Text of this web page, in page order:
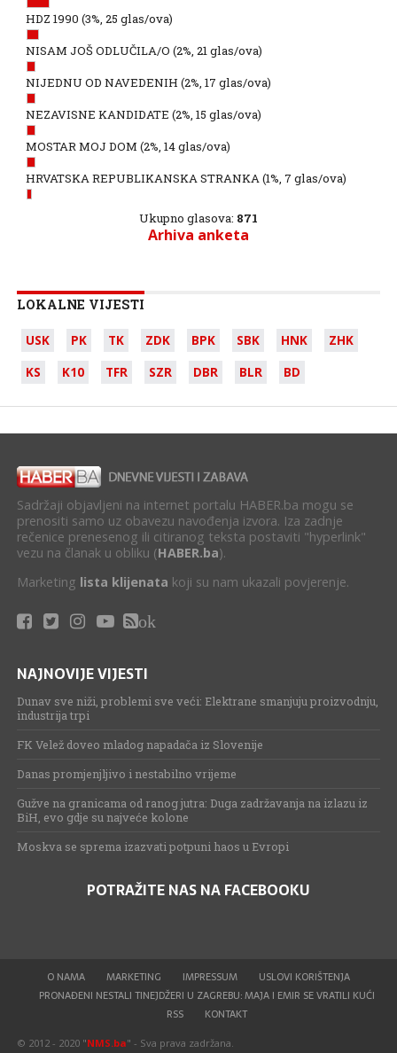
HDZ 1990 (3%, 25 glas/ova)
NISAM JOŠ ODLUČILA/O (2%, 21 glas/ova)
NIJEDNU OD NAVEDENIH (2%, 17 glas/ova)
NEZAVISNE KANDIDATE (2%, 15 glas/ova)
MOSTAR MOJ DOM (2%, 14 glas/ova)
HRVATSKA REPUBLIKANSKA STRANKA(1%, 7 glas/ova)
Ukupno glasova: 871
Arhiva anketa
LOKALNE VIJESTI
USK PK TK ZDK BPK SBK HNK
ZHK
KS
K10 TFR SZR DBR BLR BD
Sadržaji objavljeni na internet portalu HABER.ba mogu se
prenositi samo uz obavezu navođenja izvora. Iza zadnje
rečenice prenesenog ili citiranog teksta postaviti "hyperlink"
vezu na članak u obliku (HABER.ba).
Marketing lista klijenata koji su nam ukazali povjerenje.
ok
NAJNOVIJE VIJESTI
Dunav sve niži, problemi sve veći: Elektrane smanjuju proizvodnju,
industrija trpi
FK Velež doveo mladog napadača iz Slovenije
Danas promjenjljivo i nestabilno vrijeme
Gužve na granicama od ranog jutra: Duga zadržavanja na izlazu iz
BiH, evo gdje su najveće kolone
Moskva se sprema izazvati potpuni haos u Evropi
POTRAŽITE NAS NA FACEBOOKU
O NAMA MARKETING IMPRESSUM
USLOVI KORIŠTENJA
PRONAĐENI NESTALI TINEJDŽERI U ZAGREBU: MAJA I EMIR SE VRATILI KUĆI
RSS
KONTAKT
© 2012 - 2020 "NMS.ba" - Sva prava zadržana.